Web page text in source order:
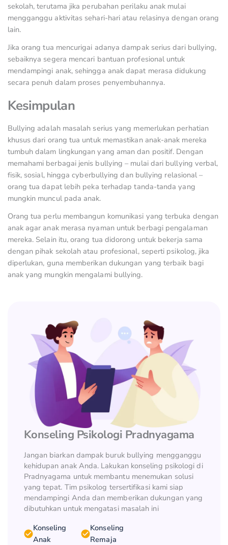
sekolah, terutama jika perubahan perilaku anak mulai
mengganggu aktivitas sehari-hari atau relasinya dengan orang
lain.
Jika orang tua mencurigai adanya dampak serius dari bullying,
sebaiknya segera mencari bantuan profesional untuk
mendampingi anak, sehingga anak dapat merasa didukung
secara penuh dalam proses penyembuhannya.
Kesimpulan
Bullying adalah masalah serius yang memerlukan perhatian
khusus dari orang tua untuk memastikan anak-anak mereka
tumbuh dalam lingkungan yang aman dan positif. Dengan
memahami berbagai jenis bullying – mulai dari bullying verbal,
fisik, sosial, hingga cyberbullying dan bullying relasional –
orang tua dapat lebih peka terhadap tanda-tanda yang
mungkin muncul pada anak.
Orang tua perlu membangun komunikasi yang terbuka dengan
anak agar anak merasa nyaman untuk berbagi pengalaman
mereka. Selain itu, orang tua didorong untuk bekerja sama
dengan pihak sekolah atau profesional, seperti psikolog, jika
diperlukan, guna memberikan dukungan yang terbaik bagi
anak yang mungkin mengalami bullying.
Konseling Psikologi Pradnyagama
Jangan biarkan dampak buruk bullying mengganggu
kehidupan anak Anda. Lakukan konseling psikologi di
Pradnyagama untuk membantu menemukan solusi
yang tepat. Tim psikolog tersertifikasi kami siap
mendampingi Anda dan memberikan dukungan yang
dibutuhkan untuk mengatasi masalah ini
Konseling
Anak
Konseling
Remaja